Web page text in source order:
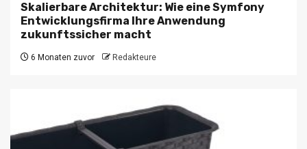
Skalierbare Architektur: Wie eine Symfony
Entwicklungsfirma Ihre Anwendung
zukunftssicher macht
6 Monaten zuvor Redakteure